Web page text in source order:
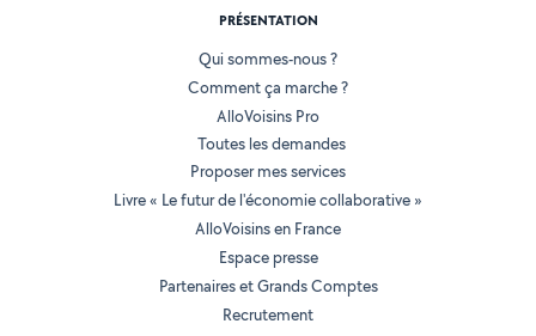
PRÉSENTATION
Qui sommes-nous ?
Comment ça marche ?
AlloVoisins Pro
Toutes les demandes
Proposer mes services
Livre « Le futur de l'économie collaborative »
AlloVoisins en France
Espace presse
Partenaires et Grands Comptes
Recrutement